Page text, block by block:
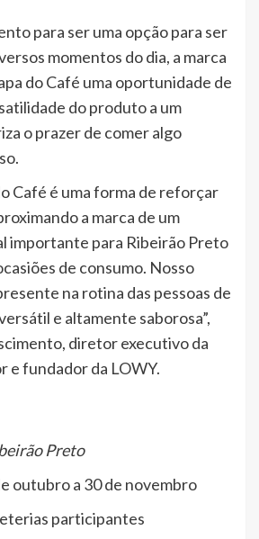
para ser uma opção para ser
momentos do dia, a marca
do Café uma oportunidade de
do produto a um
o prazer de comer algo
Café é uma forma de reforçar
a marca de um
importante para Ribeirão Preto
de consumo. Nosso
na rotina das pessoas de
e altamente saborosa”,
diretor executivo da
e fundador da LOWY.
Preto
outubro a 30 de novembro
participantes